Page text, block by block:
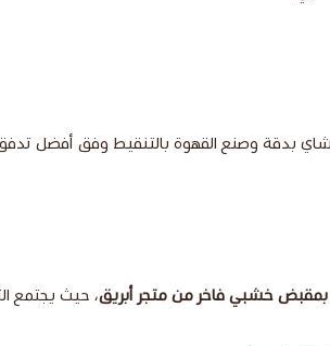
بمقبض خشبي فاخر من متجر أبريق، حيث يجتمع